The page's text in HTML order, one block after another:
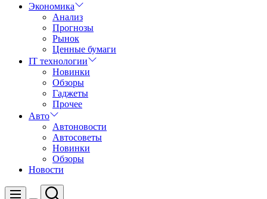
Экономика
Анализ
Прогнозы
Рынок
Ценные бумаги
IT технологии
Новинки
Обзоры
Гаджеты
Прочее
Авто
Автоновости
Автосоветы
Новинки
Обзоры
Новости
Меню
Поиск